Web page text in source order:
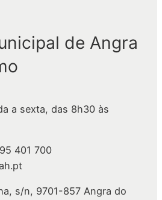
de Angra
a sexta, das 8h30 às
401 700
s/n, 9701-857 Angra do